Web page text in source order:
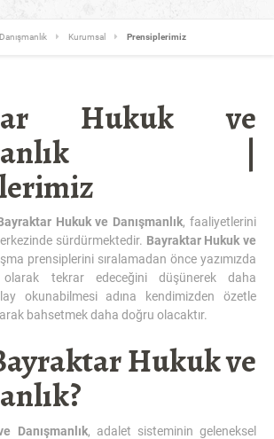
Kurumsal Prensiplerimiz
Hukuk ve
|
Hukuk ve Danışmanlık, faaliyetlerini
sürdürmektedir. Bayraktar Hukuk ve
prensiplerini sıralamadan önce yazımızda
tekrar edeceğini düşünerek daha
okunabilmesi adına kendimizden özetle
bahsetmek daha doğru olacaktır.
Hukuk ve
Danışmanlık, adalet sisteminin geleneksel